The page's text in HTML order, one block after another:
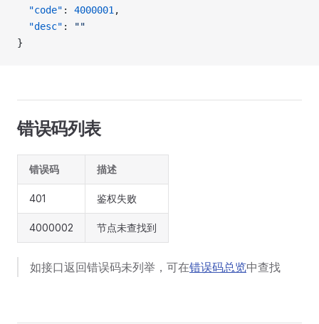
  "code"
: 4000001 ,
  "desc"
:
""
}
错误码列表
错误码 描述
401 鉴权失败
4000002 节点未查找到
如接口返回错误码未列举，可在错误码总览中查找